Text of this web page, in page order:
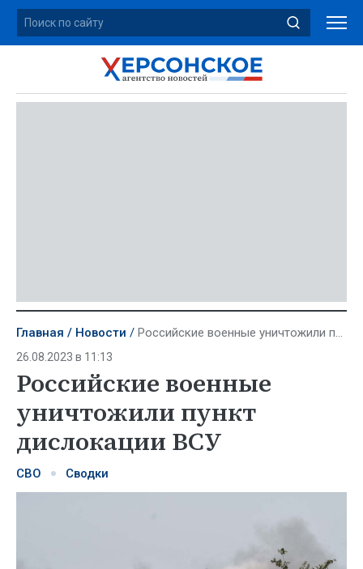
Главная Новости Российские военные уничтожили пункт дислокации ВСУ
26.08.2023 в 11:13
Российские военные
уничтожили пункт
дислокации ВСУ
СВО Сводки